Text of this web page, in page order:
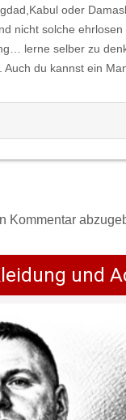
oder
nicht solche ehrlosen
lerne selber zu
du kannst ein
Kommentar
und